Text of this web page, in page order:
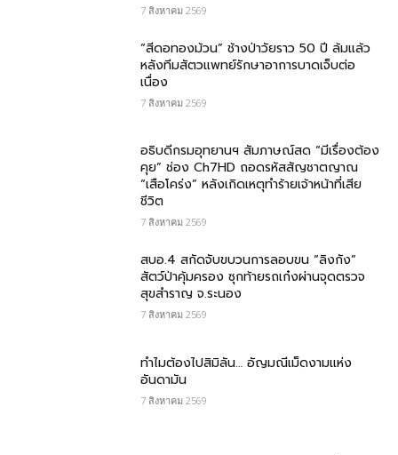
7 สิงหาคม 2569
“สีดอทองม้วน” ช้างป่าวัยราว 50 ปี ล้มแล้ว
หลังทีมสัตวแพทย์รักษาอาการบาดเจ็บต่อ
เนื่อง
7 สิงหาคม 2569
อธิบดีกรมอุทยานฯ สัมภาษณ์สด “มีเรื่องต้อง
คุย” ช่อง Ch7HD ถอดรหัสสัญชาตญาณ
“เสือโคร่ง” หลังเกิดเหตุทำร้ายเจ้าหน้าที่เสีย
ชีวิต
7 สิงหาคม 2569
สบอ.4 สกัดจับขบวนการลอบขน “ลิงกัง”
สัตว์ป่าคุ้มครอง ซุกท้ายรถเก๋งผ่านจุดตรวจ
สุขสำราญ จ.ระนอง
7 สิงหาคม 2569
ทำไมต้องไปสิมิลัน… อัญมณีเม็ดงามแห่ง
อันดามัน
7 สิงหาคม 2569